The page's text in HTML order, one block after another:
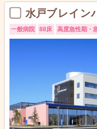
水戸ブレイン
一般病院 88床 高度急性期・